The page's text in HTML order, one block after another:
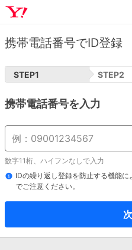
携帯電話番号でID登録
STEP1 STEP2
携帯電話番号を入力
数字11桁、ハイフンなしで入力
IDの繰り返し登録を防止する機能
でご注意ください。